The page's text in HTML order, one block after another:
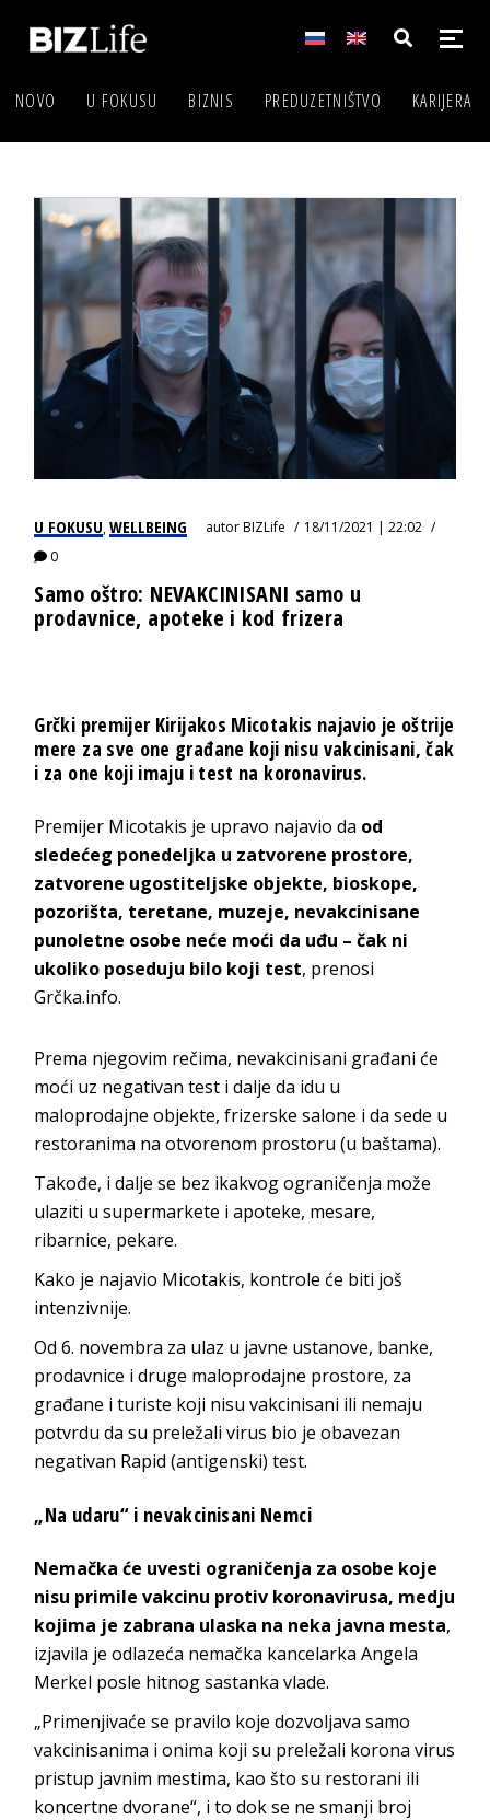
NOVO U FOKUSU BIZNIS PREDUZETNIŠTVO KARIJERA
U FOKUSU,WELLBEING autorBIZLife
18/11/2021 | 22:02
0
Samo oštro: NEVAKCINISANI samo u
prodavnice, apoteke i kod frizera
Grčki premijer Kirijakos Micotakis najavio je oštrije
mere za sve one građane koji nisu vakcinisani, čak
i za one koji imaju i test na koronavirus.
Premijer Micotakis je upravo najavio da od
sledećeg ponedeljka u zatvorene prostore,
zatvorene ugostiteljske objekte, bioskope,
pozorišta, teretane, muzeje, nevakcinisane
punoletne osobe neće moći da uđu – čak ni
ukoliko poseduju bilo koji test, prenosi
Grčka.info.
Prema njegovim rečima, nevakcinisani građani će
moći uz negativan test i dalje da idu u
maloprodajne objekte, frizerske salone i da sede u
restoranima na otvorenom prostoru (u baštama).
Takođe, i dalje se bez ikakvog ograničenja može
ulaziti u supermarkete i apoteke, mesare,
ribarnice, pekare.
Kako je najavio Micotakis, kontrole će biti još
intenzivnije.
Od 6. novembra za ulaz u javne ustanove, banke,
prodavnice i druge maloprodajne prostore, za
građane i turiste koji nisu vakcinisani ili nemaju
potvrdu da su preležali virus bio je obavezan
negativan Rapid (antigenski) test.
„Na udaru“ i nevakcinisani Nemci
Nemačka će uvesti ograničenja za osobe koje
nisu primile vakcinu protiv koronavirusa, medju
kojima je zabrana ulaska na neka javna mesta,
izjavila je odlazeća nemačka kancelarka Angela
Merkel posle hitnog sastanka vlade.
„Primenjivaće se pravilo koje dozvoljava samo
vakcinisanima i onima koji su preležali korona virus
pristup javnim mestima, kao što su restorani ili
koncertne dvorane“, i to dok se ne smanji broj